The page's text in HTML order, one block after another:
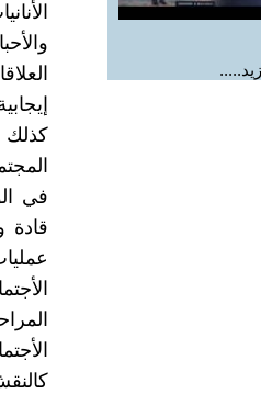
كذلك
في
قادة